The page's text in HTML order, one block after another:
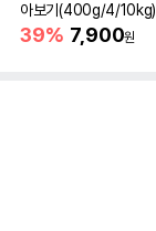
아보기(400g/4/10kg)
39% 7,900원